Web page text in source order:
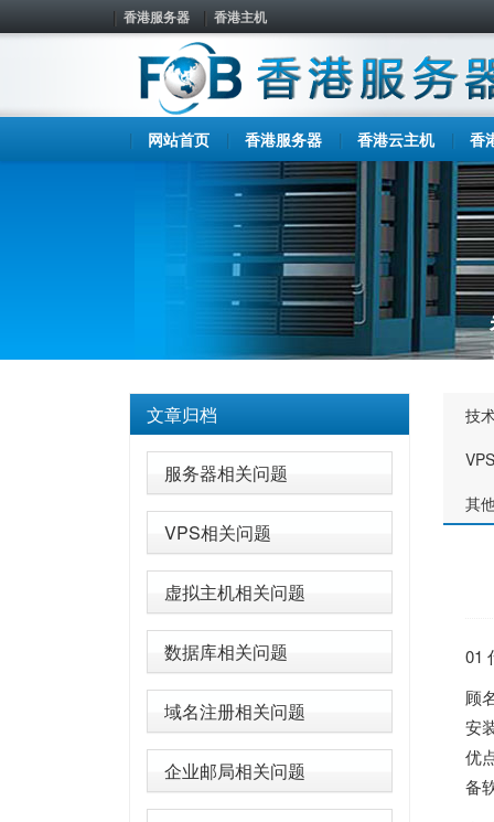
香港服务器 香港主机
网站首页 香港服务器 香港云主机 香
文章归档
服务器相关问题
VPS相关问题
虚拟主机相关问题
数据库相关问题
域名注册相关问题
企业邮局相关问题
技
其
01
顾
安
优
备